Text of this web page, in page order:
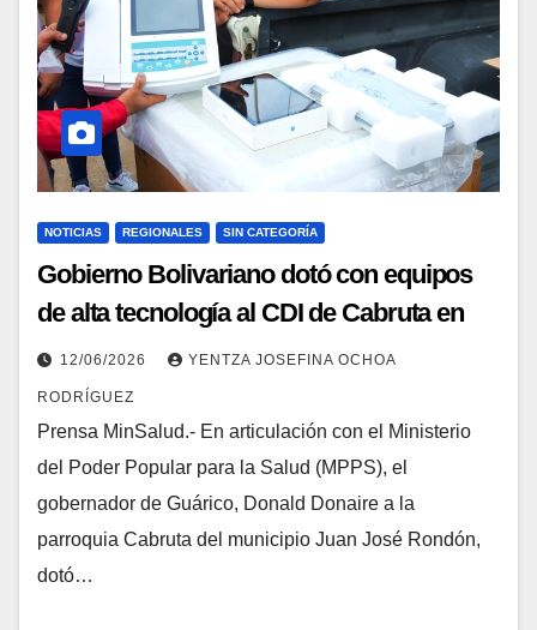
NOTICIAS REGIONALES SIN CATEGORÍA
Gobierno Bolivariano dotó con equipos
de alta tecnología al CDI de Cabruta en
Guárico
12/06/2026 YENTZA JOSEFINA OCHOA
RODRÍGUEZ
Prensa MinSalud.- En articulación con el Ministerio
del Poder Popular para la Salud (MPPS), el
gobernador de Guárico, Donald Donaire a la
parroquia Cabruta del municipio Juan José Rondón,
dotó…